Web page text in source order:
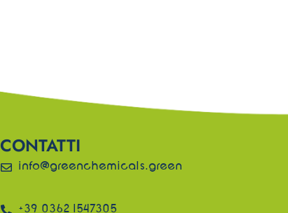
CONTATTI
info@greenchemicals.green
+39 0362 1547305